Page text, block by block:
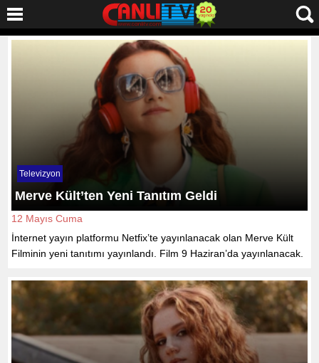
Televizyon
Merve Kült’ten Yeni Tanıtım Geldi
12 Mayıs Cuma
İnternet yayın platformu Netfix’te yayınlanacak olan Merve Kült
Filminin yeni tanıtımı yayınlandı. Film 9 Haziran’da yayınlanacak.